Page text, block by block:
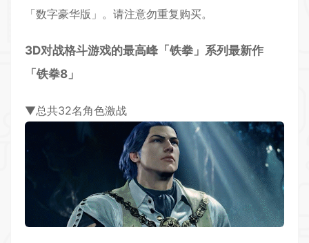
「数字豪华版」。请注意勿重复购买。
3D对战格斗游戏的最高峰「铁拳」系列最新作
「铁拳8」
▼总共32名角色激战